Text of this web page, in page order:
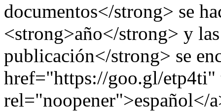
documentos</strong> se
<strong>año</strong> y
publicación</strong> se
href="https://goo.gl/
rel="noopener">español</